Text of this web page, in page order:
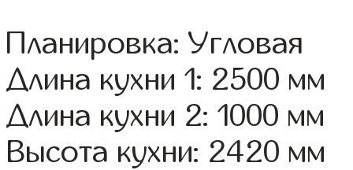
Планировка: Угловая
Длина кухни 1: 2500 мм
Длина кухни 2: 1000 мм
Высота кухни: 2420 мм